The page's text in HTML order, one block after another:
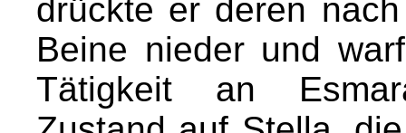
drückte er deren
Beine nieder und
Tätigkeit an